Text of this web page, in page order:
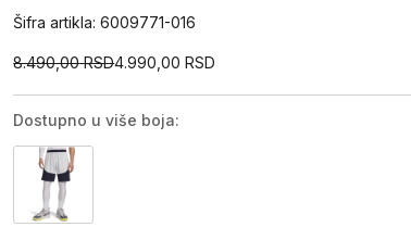
Šifra artikla:6009771-016
8.490,00 RSD4.990,00RSD
Dostupno u više boja: